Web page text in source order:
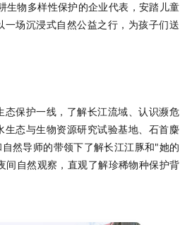
生物多样性保护的企业代表，安踏儿童
场沉浸式自然公益之行，为孩子们送
保护一线，了解长江流域、认识濒危
态与生物资源研究试验基地、石首麋
然导师的带领下了解长江江豚和"她的
自然观察，直观了解珍稀物种保护背